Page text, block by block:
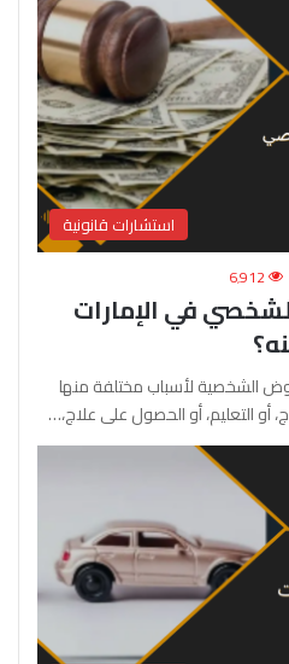
استشارات قانونية
6٬912
في الإمارات
الشخصية لأسباب مختلفة منها
أو التعليم، أو الحصول على علاج،…